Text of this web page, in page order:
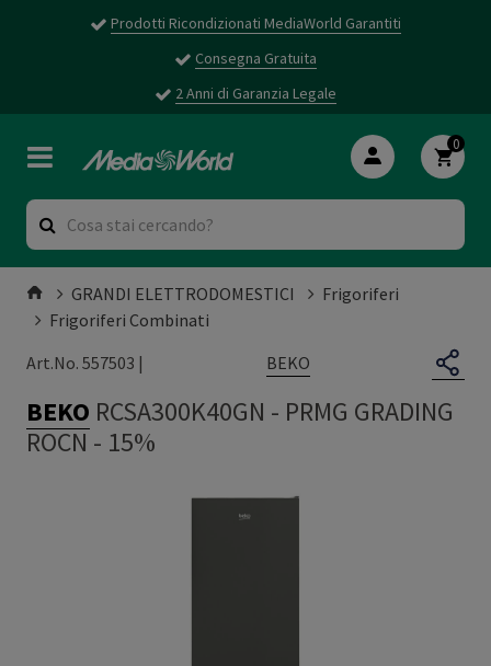
Prodotti Ricondizionati MediaWorld Garantiti
Consegna Gratuita
2 Anni di Garanzia Legale
0
GRANDI ELETTRODOMESTICI
Frigoriferi
Frigoriferi Combinati
Art.No. 557503 |
BEKO
BEKO RCSA300K40GN - PRMG GRADING
ROCN - 15%